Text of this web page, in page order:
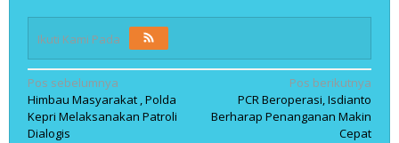
Ikuti Kami Pada
Navigasi
pos
Pos sebelumnya
Himbau Masyarakat , Polda
Kepri Melaksanakan Patroli
Dialogis
Pos berikutnya
PCR Beroperasi, Isdianto
Berharap Penanganan Makin
Cepat